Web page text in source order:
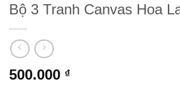
Bộ 3 Tranh Canvas Hoa
500.000 ₫